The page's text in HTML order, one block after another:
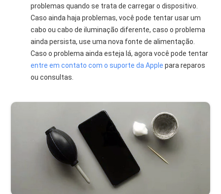
problemas quando se trata de carregar o dispositivo.
Caso ainda haja problemas, você pode tentar usar um
cabo ou cabo de iluminação diferente, caso o problema
ainda persista, use uma nova fonte de alimentação.
Caso o problema ainda esteja lá, agora você pode tentar
entre em contato com o suporte da Apple para reparos
ou consultas.